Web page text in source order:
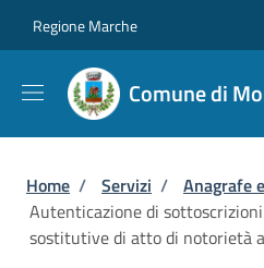
Regione Marche
Comune di
Briciole di pane
Home / Servizi / Anagrafe
Autenticazione di
sostitutive di atto di notorietà